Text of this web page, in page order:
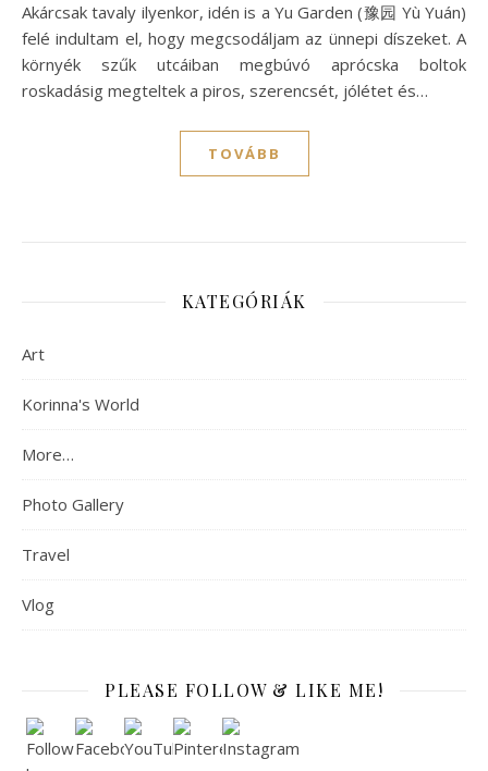
Akárcsak tavaly ilyenkor, idén is a Yu Garden (豫园 Yù Yuán)
felé indultam el, hogy megcsodáljam az ünnepi díszeket. A
környék szűk utcáiban megbúvó aprócska boltok
roskadásig megteltek a piros, szerencsét, jólétet és…
TOVÁBB
KATEGÓRIÁK
Art
Korinna's World
More…
Photo Gallery
Travel
Vlog
PLEASE FOLLOW & LIKE ME!